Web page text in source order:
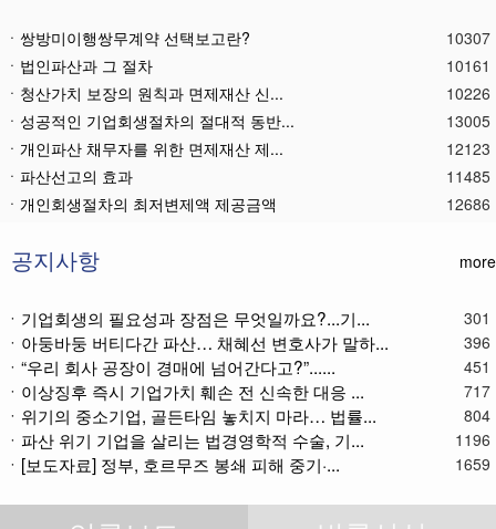
ㆍ쌍방미이행쌍무계약 선택보고란?
10307
ㆍ법인파산과 그 절차
10161
ㆍ청산가치 보장의 원칙과 면제재산 신...
10226
ㆍ성공적인 기업회생절차의 절대적 동반...
13005
ㆍ개인파산 채무자를 위한 면제재산 제...
12123
ㆍ파산선고의 효과
11485
ㆍ 개인회생절차의 최저변제액 제공금액
12686
ㆍ기업회생제도와 기업파산제도
11630
ㆍ법인파산 후 이사의 연대보증책임 해...
11588
ㆍ법인파산절차와 기업회생절차 개요
11881
ㆍ개인회생재단채권(우선권이 있는 채권...
11126
ㆍ개인회생재단이란?
11057
ㆍ개인회생채권이란?
11292
ㆍ가용소득이란?
11240
ㆍ회생신청 후 경매절차 정지신청은?
ㆍ별제권부 채권(회생절차에서의 근저당...
12195
공지사항 more
ㆍ기업회생의 필요성과 장점은 무엇일까요?...기... 301
ㆍ아둥바둥 버티다간 파산… 채혜선 변호사가 말하... 396
ㆍ“우리 회사 공장이 경매에 넘어간다고?”...... 451
ㆍ이상징후 즉시 기업가치 훼손 전 신속한 대응 ... 717
ㆍ위기의 중소기업, 골든타임 놓치지 마라… 법률... 804
ㆍ파산 위기 기업을 살리는 법경영학적 수술, 기... 1196
ㆍ[보도자료] 정부, 호르무즈 봉쇄 피해 중기·... 1659